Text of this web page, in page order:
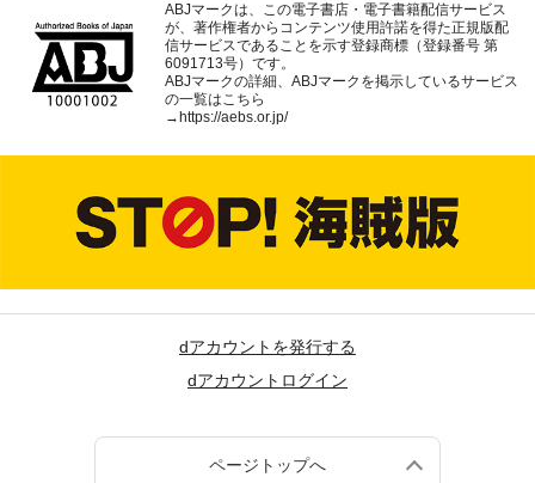
ABJマークは、この電子書店・電子書籍配信サービス
が、著作権者からコンテンツ使用許諾を得た正規版配
信サービスであることを示す登録商標（登録番号 第
6091713号）です。
ABJマークの詳細、ABJマークを掲示しているサービス
の一覧はこちら
→ https://aebs.or.jp/
dアカウントを発行する
dアカウントログイン
ページトップへ